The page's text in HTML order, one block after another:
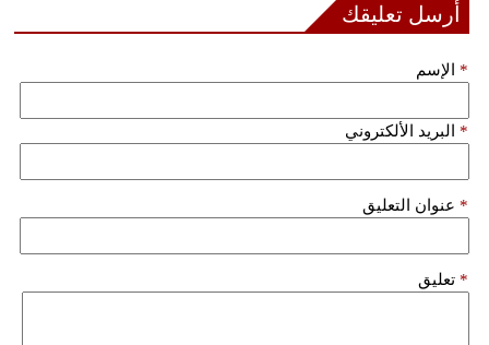
أرسل تعليقك
الإسم *
البريد الألكتروني *
عنوان التعليق *
تعليق *